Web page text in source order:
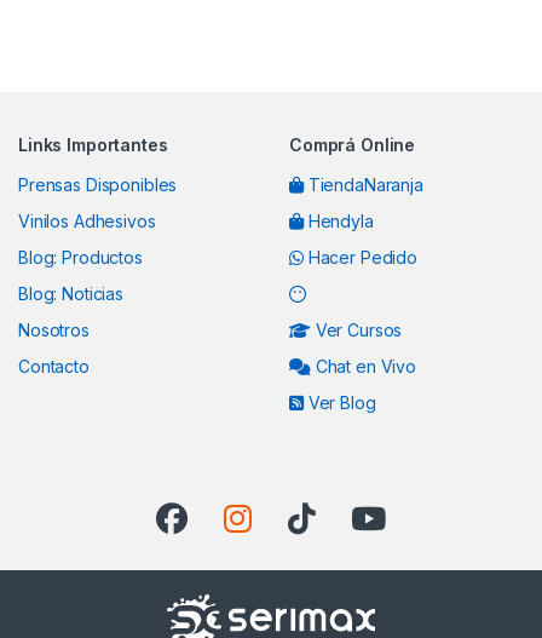
Links Importantes
Prensas Disponibles
Vinilos Adhesivos
Blog: Productos
Blog: Noticias
Nosotros
Contacto
Comprá Online
TiendaNaranja
Hendyla
Hacer Pedido
Ver Cursos
Chat en Vivo
Ver Blog